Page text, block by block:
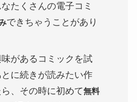
たくさんの電子コミ
できちゃうことがあり
があるコミックを試
に続きが読みたい作
、その時に初めて無料